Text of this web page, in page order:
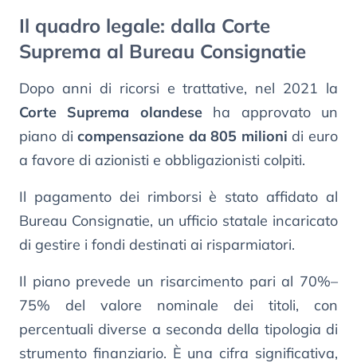
Il quadro legale: dalla Corte
Suprema al Bureau Consignatie
Dopo anni di ricorsi e trattative, nel 2021 la
Corte Suprema olandeseha approvato un
piano dicompensazione da 805 milioni di euro
a favore di azionisti e obbligazionisti colpiti.
Il pagamento dei rimborsi è stato affidato al
Bureau Consignatie, un ufficio statale incaricato
di gestire i fondi destinati ai risparmiatori.
Il piano prevede un risarcimento pari al 70%–
75% del valore nominale dei titoli, con
percentuali diverse a seconda della tipologia di
strumento finanziario. È una cifra significativa,